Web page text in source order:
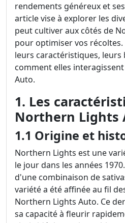
rendements généreux et
article vise à explorer les
peut cultiver aux côtés de
pour optimiser vos
leurs caractéristiques,
comment elles
Auto.
1. Les
Northern Lights
1.1 Origine et
Northern Lights est une
le jour dans les années
d'une combinaison de
variété a été affinée au fil
Northern Lights Auto. Ce
sa capacité à fleurir